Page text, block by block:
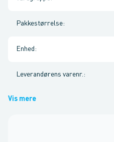
Pakkestørrelse:
Enhed :
Leverandørens varenr. :
Vis mere